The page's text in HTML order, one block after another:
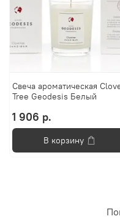
Свеча ароматическая
Tree Geodesis Белый
1 906 р.
В корзину